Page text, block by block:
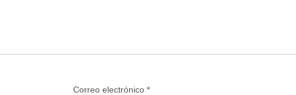
Correo electrónico *